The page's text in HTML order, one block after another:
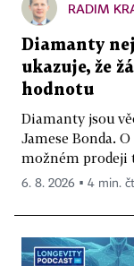
RADIM
Diamanty
ukazuje, že
hodnotu
Diamanty jsou
Jamese Bonda.
možném prodeji
6. 8. 2026 ▪ 4 min.